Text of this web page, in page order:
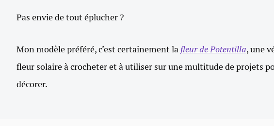
Pas envie de tout éplucher ?
Mon modèle préféré, c’est certainement la fleur de Potentilla, une
fleur solaire à crocheter et à utiliser sur une multitude de projets
décorer.